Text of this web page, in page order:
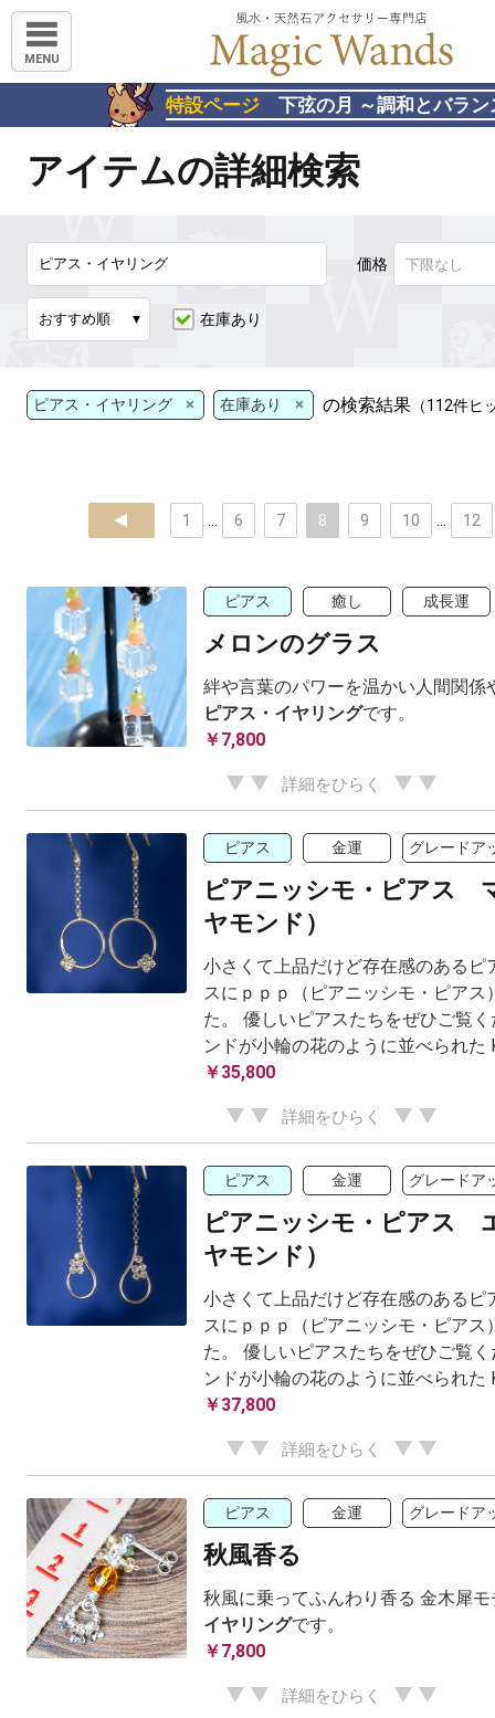
MENU
特設ページ 下弦の月 ～調和とバラン
アイテムの詳細検索
価格
在庫あり
ピアス・イヤリング × 在庫あり × の検索結果 （112件ヒ
prev 1 6 7 8 9 10 12
ピアス 癒し 成長運
メロンのグラス
絆や言葉のパワーを温かい人間関係
ピアス・イヤリングです。
￥7,800
詳細をひらく
ピアス 金運 グレードア
ピアニッシモ・ピアス
ヤモンド）
小さくて上品だけど存在感のあるピ
スにｐｐｐ（ピアニッシモ・ピアス
た。 優しいピアスたちをぜひご覧
ンドが小輪の花のように並べられた
￥35,800
詳細をひらく
ピアス 金運 グレードア
ピアニッシモ・ピアス
ヤモンド）
小さくて上品だけど存在感のあるピ
スにｐｐｐ（ピアニッシモ・ピアス
た。 優しいピアスたちをぜひご覧
ンドが小輪の花のように並べられた
￥37,800
詳細をひらく
ピアス 金運 グレードア
秋風香る
秋風に乗ってふんわり香る 金木犀
イヤリングです。
￥7,800
詳細をひらく